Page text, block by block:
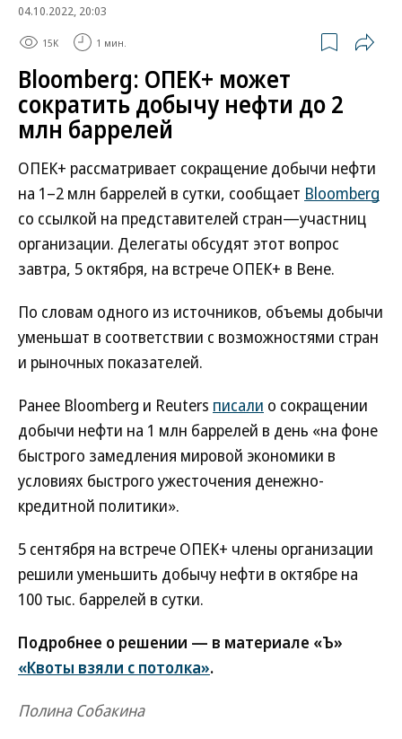
04.10.2022, 20:03
15K 1 мин.
Bloomberg: ОПЕК+ может
сократить добычу нефти до 2
млн баррелей
ОПЕК+ рассматривает сокращение добычи нефти
на 1–2 млн баррелей в сутки, сообщает Bloomberg
со ссылкой на представителей стран—участниц
организации. Делегаты обсудят этот вопрос
завтра, 5 октября, на встрече ОПЕК+ в Вене.
По словам одного из источников, объемы добычи
уменьшат в соответствии с возможностями стран
и рыночных показателей.
Ранее Bloomberg и Reuters писали о сокращении
добычи нефти на 1 млн баррелей в день «на фоне
быстрого замедления мировой экономики в
условиях быстрого ужесточения денежно-
кредитной политики».
5 сентября на встрече ОПЕК+ члены организации
решили уменьшить добычу нефти в октябре на
100 тыс. баррелей в сутки.
Подробнее о решении — в материале «Ъ»
«Квоты взяли с потолка».
Полина Собакина